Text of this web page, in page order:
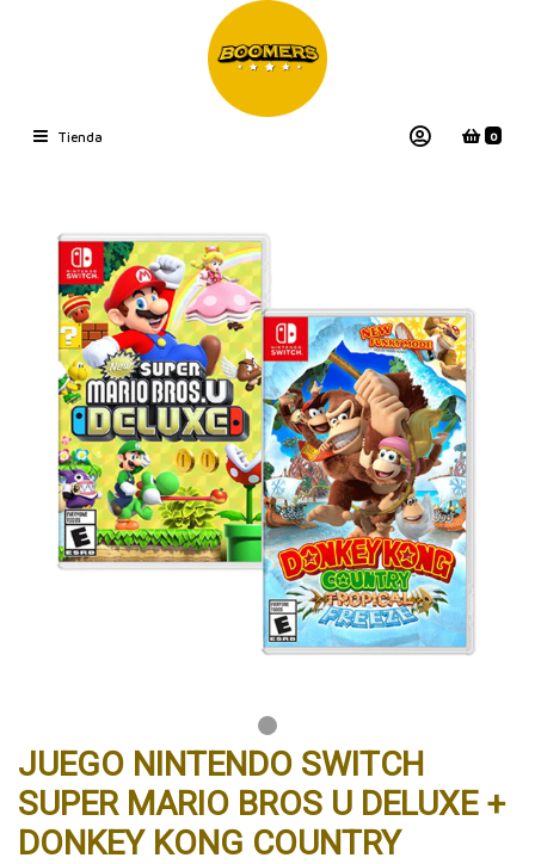
Tienda 0
JUEGO NINTENDO SWITCH
SUPER MARIO BROS U DELUXE +
DONKEY KONG COUNTRY